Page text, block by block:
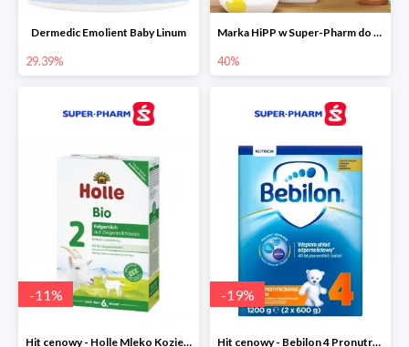
Dermedic Emolient Baby Linum
29.39%
Marka HiPP w Super-Pharm do -40%
40%
-11%
Hit cenowy - Holle Mleko Kozie 2 Bio
-19%
Hit cenowy - Bebilon 4 Pronutra-Advance